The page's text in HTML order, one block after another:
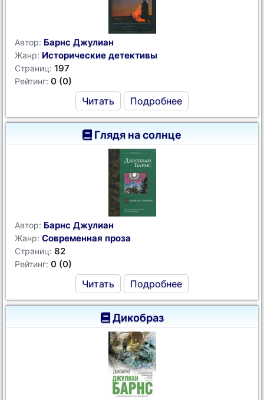
Автор: Барнс Джулиан
Жанр: Исторические детективы
Страниц: 197
Рейтинг: 0 (0)
Читать Подробнее
Глядя на солнце
Автор: Барнс Джулиан
Жанр: Современная проза
Страниц: 82
Рейтинг: 0 (0)
Читать Подробнее
Дикобраз